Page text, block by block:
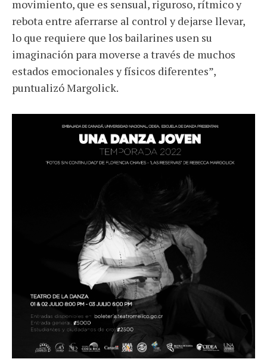
movimiento, que es sensual, riguroso, rítmico y
rebota entre aferrarse al control y dejarse llevar,
lo que requiere que los bailarines usen su
imaginación para moverse a través de muchos
estados emocionales y físicos diferentes”,
puntualizó Margolick.